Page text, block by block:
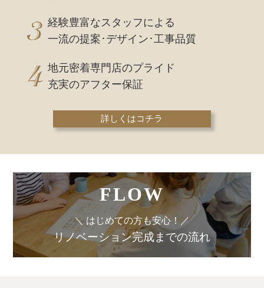
経験豊富なスタッフによる
一流の提案･デザイン･工事品質
地元密着専門店のプライド
充実のアフター保証
詳しくはコチラ
FLOW
＼ はじめての方も安心！／
リノベーション完成までの流れ